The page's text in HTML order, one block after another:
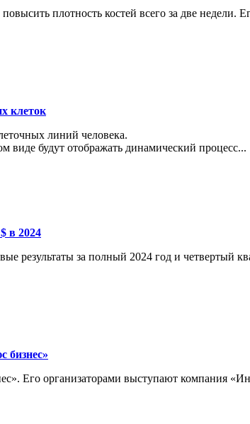
плотность костей всего за две недели.
клеток
линий человека.
виде будут отображать динамический процесс...
в 2024
результаты за полный 2024 год и четвертый
бизнес»
Его организаторами выступают компания